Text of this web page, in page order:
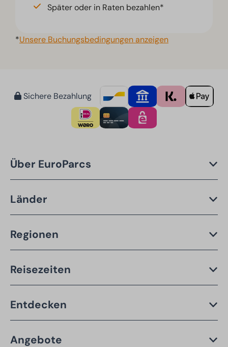
Später oder in Raten bezahlen*
*Unsere Buchungsbedingungen anzeigen
Sichere Bezahlung
Über EuroParcs
Länder
Regionen
Reisezeiten
Entdecken
Angebote